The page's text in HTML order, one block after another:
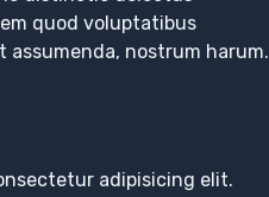
quod voluptatibus
nostrum harum.
adipisicing elit.